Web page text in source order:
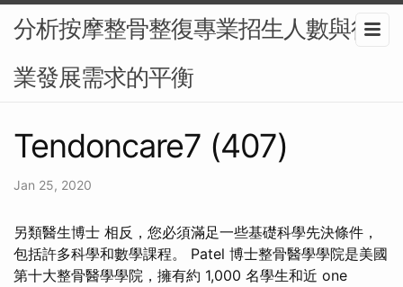
分析按摩整骨整復專業招生人數與行
業發展需求的平衡
Tendoncare7 (407)
Jan 25, 2020
另類醫生博士 相反，您必須滿足一些基礎科學先決條件，
包括許多科學和數學課程。 Patel 博士整骨醫學學院是美國
第十大整骨醫學學院，擁有約 1,000 名學生和近 one